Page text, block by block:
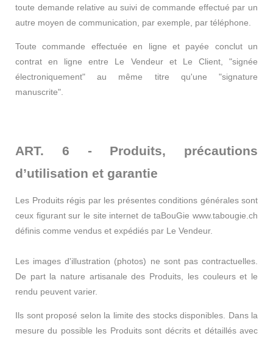
toute demande relative au suivi de commande effectué par un
autre moyen de communication, par exemple, par téléphone.
Toute commande effectuée en ligne et payée conclut un
contrat en ligne entre Le Vendeur et Le Client, "signée
électroniquement" au même titre qu'une "signature
manuscrite".
ART. 6 - Produits, précautions
d’utilisation et garantie
Les Produits régis par les présentes conditions générales sont
ceux figurant sur le site internet de taBouGie www.tabougie.ch
définis comme vendus et expédiés par Le Vendeur.
Les images d'illustration (photos) ne sont pas contractuelles.
De part la nature artisanale des Produits, les couleurs et le
rendu peuvent varier.
Ils sont proposé selon la limite des stocks disponibles. Dans la
mesure du possible les Produits sont décrits et détaillés avec